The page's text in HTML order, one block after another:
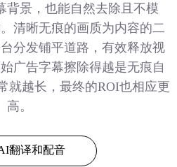
背景，也能自然去除且不模
清晰无痕的画质为内容的二
分发铺平道路，有效释放视
广告字幕擦除得越是无痕自
就越长，最终的ROI也相应更
高。
翻译和配音